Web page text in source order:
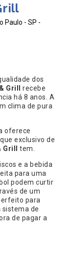
Paulo - SP -
dos
Grill
recebe
há 8 anos. A
clima de pura
oferece
exclusivo de
tem.
e a bebida
para uma
podem curtir
de um
para
sistema de
de pagar a